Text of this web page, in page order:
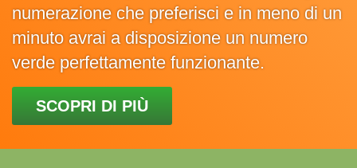
numerazione che preferisci e in meno di un
minuto avrai a disposizione un numero
verde perfettamente funzionante.
SCOPRI DI PIÙ